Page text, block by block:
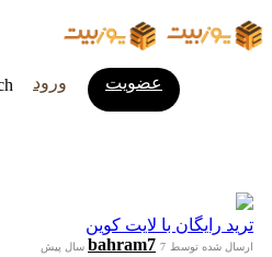
ورود عضویت
ترید رایگان با لایت کوین
ارسال شده توسط bahram7 7 سال پیش